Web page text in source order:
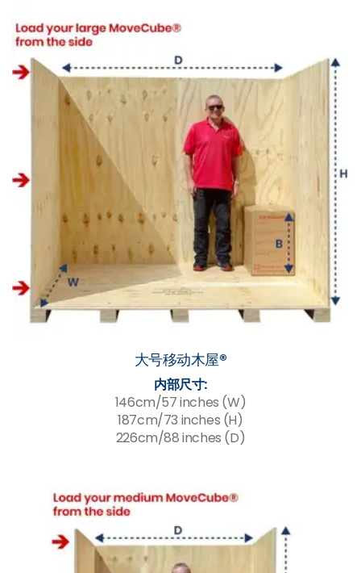
大号移动木屋®
内部尺寸:
146cm/57 inches (W)
187cm/73 inches (H)
226cm/88 inches (D)